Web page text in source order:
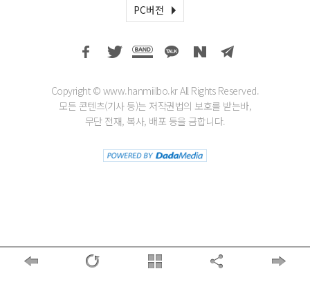
PC버전
Copyright © www.hanmiilbo.kr All Rights Reserved.
모든 콘텐츠(기사 등)는 저작권법의 보호를 받는바,
무단 전재, 복사, 배포 등을 금합니다.